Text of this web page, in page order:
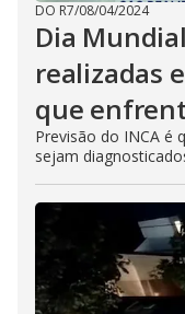
DO R7/08/04/2024
Dia
realizadas
que
Previsão do INCA é
sejam